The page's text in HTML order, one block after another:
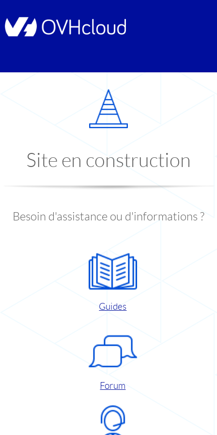
Site en construction
Besoin d'assistance ou d'informations ?
Guides
Forum